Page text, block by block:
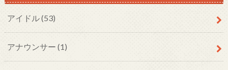
アイドル(53)
アナウンサー (1)